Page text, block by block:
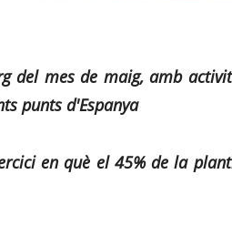
del mes de maig, amb
punts d'Espanya
en què el 45% de la